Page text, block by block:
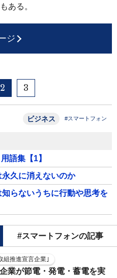
ある。
ジ
2 3
ビジネス #スマートフォン
語集【1】
久に消えないのか
らないうちに行動や思考を
#スマートフォンの記事
組推進宣言企業｣
業が節電・発電・蓄電を実